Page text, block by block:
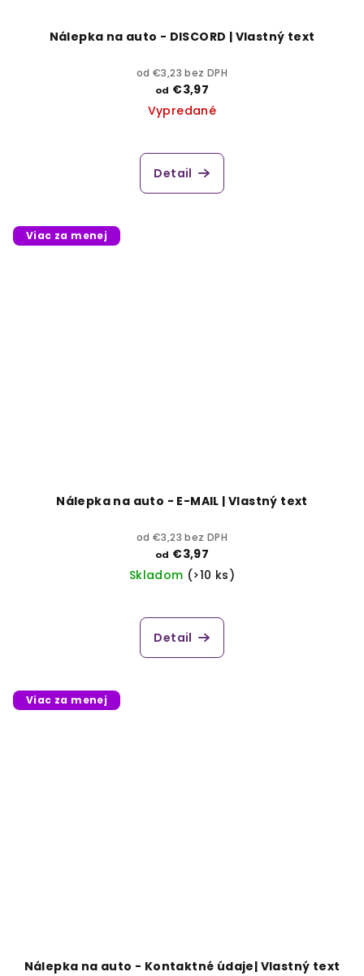
Nálepka na auto - DISCORD | Vlastný text
od €3,23 bez DPH
od €3,97
Vypredané
Detail
Viac za menej
Nálepka na auto - E-MAIL | Vlastný text
od €3,23 bez DPH
od €3,97
Skladom (>10 ks)
Detail
Viac za menej
Nálepka na auto - Kontaktné údaje| Vlastný text